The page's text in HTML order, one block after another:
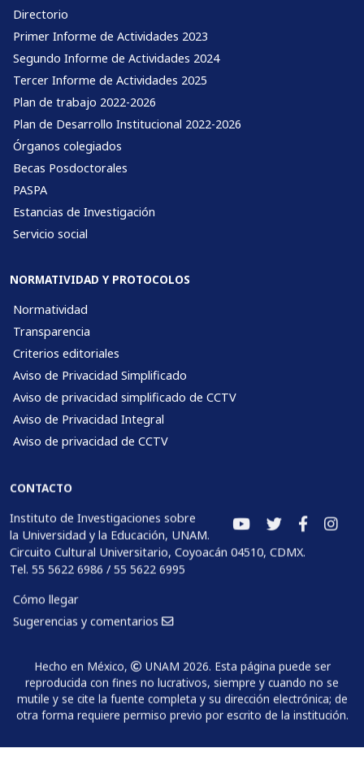
Directorio
Primer Informe de Actividades 2023
Segundo Informe de Actividades 2024
Tercer Informe de Actividades 2025
Plan de trabajo 2022-2026
Plan de Desarrollo Institucional 2022-2026
Órganos colegiados
Becas Posdoctorales
PASPA
Estancias de Investigación
Servicio social
NORMATIVIDAD Y PROTOCOLOS
Normatividad
Transparencia
Criterios editoriales
Aviso de Privacidad Simplificado
Aviso de privacidad simplificado de CCTV
Aviso de Privacidad Integral
Aviso de privacidad de CCTV
CONTACTO
Instituto de Investigaciones sobre
la Universidad y la Educación, UNAM.
Circuito Cultural Universitario, Coyoacán 04510, CDMX.
Tel. 55 5622 6986 / 55 5622 6995
Cómo llegar
Sugerencias y comentarios
Hecho en México,
UNAM 2026. Esta página puede ser
reproducida con fines no lucrativos, siempre y cuando no se
mutile y se cite la fuente completa y su dirección electrónica; de
otra forma requiere permiso previo por escrito de la institución.